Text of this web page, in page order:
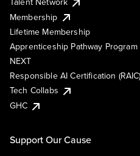
Membership
Lifetime Membership
Apprenticeship Pathway
NEXT
Responsible AI Certification (RAIC)
Tech Collabs
GHC
Support Our Cause